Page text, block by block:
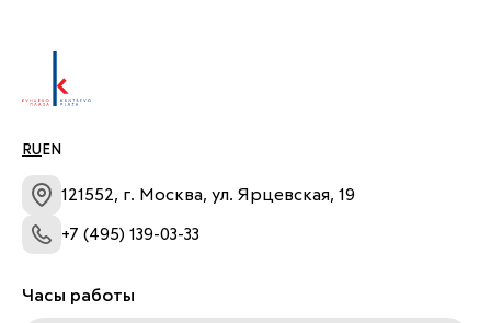
RU EN
121552, г. Москва, ул. Ярцевская, 19
+7 (495) 139-03-33
Часы работы